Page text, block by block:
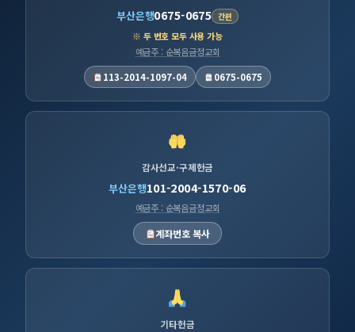
부산은행0675-0675 간편
※ 두 번호 모두 사용 가능
예금주 : 순복음금정교회
113-2014-1097-04
0675-0675
감사선교·구제헌금
부산은행101-2004-1570-06
예금주 : 순복음금정교회
계좌번호 복사
기타헌금